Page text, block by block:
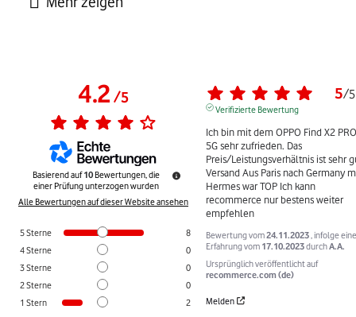
4.2/5
Basierend auf10 Bewertungen, die
einer Prüfung unterzogen wurden
Alle Bewertungen auf dieser Website ansehen
5Sterne
8
4Sterne
0
3Sterne
0
2Sterne
0
1 Stern 2
5/5
Verifizierte Bewertung
Ich bin mit dem OPPO Find X2 PRO
5G sehr zufrieden. Das
Preis/Leistungsverhältnis ist sehr
Versand Aus Paris nach Germany
Hermes war TOP Ich kann
recommerce nur bestens weiter
empfehlen
Bewertung vom24.11.2023 , infolge
Erfahrung vom 17.10.2023durchA.A.
Ursprünglich veröffentlicht auf
recommerce.com (de)
Melden